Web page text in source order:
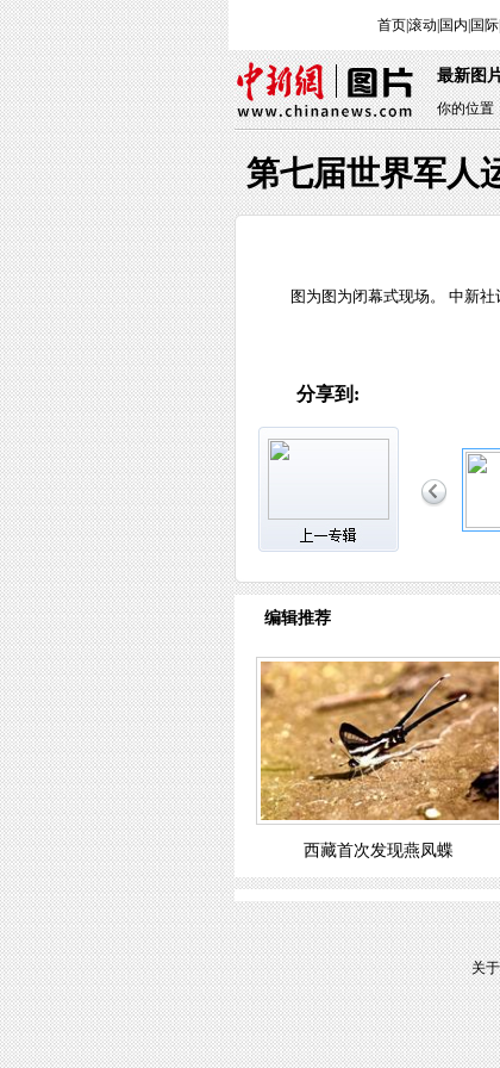
首页|滚动 国内 国际|
最新图
你的位置
第七届世界军人
图为图为闭幕式现场。 中新社
分享到:
编辑推荐
西藏首次发现燕凤蝶
关